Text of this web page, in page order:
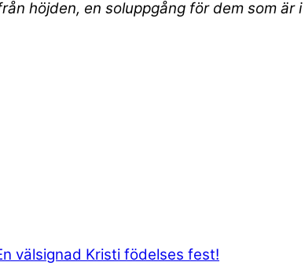
höjden, en soluppgång för dem som
välsignad Kristi födelses fest!